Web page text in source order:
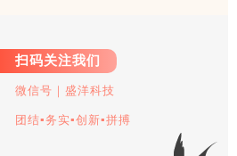
扫码关注我们
微信号｜盛洋科技
团结▪务实▪创新▪拼搏